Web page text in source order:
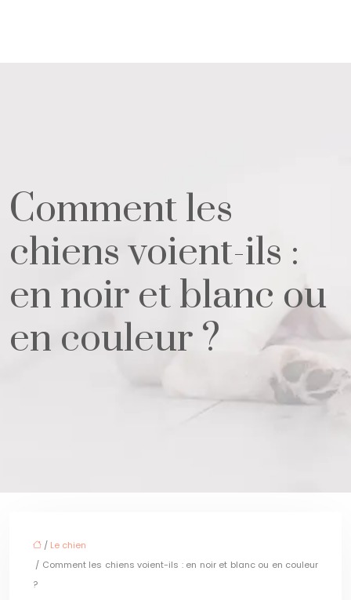
Comment les
chiens voient-ils :
en noir et blanc ou
en couleur ?
/ Le chien
/ Comment les chiens voient-ils : en noir et blanc ou en couleur
?